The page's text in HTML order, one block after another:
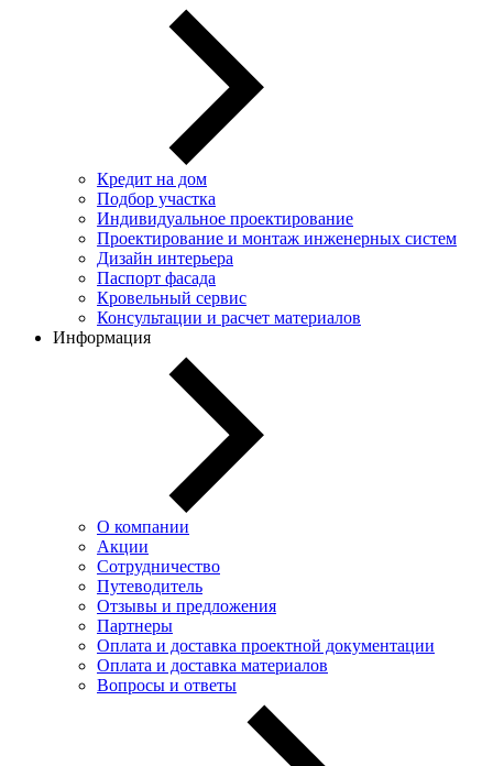
Кредит на дом
Подбор участка
Индивидуальное проектирование
Проектирование и монтаж инженерных систем
Дизайн интерьера
Паспорт фасада
Кровельный сервис
Консультации и расчет материалов
Информация
О компании
Акции
Сотрудничество
Путеводитель
Отзывы и предложения
Партнеры
Оплата и доставка проектной документации
Оплата и доставка материалов
Вопросы и ответы